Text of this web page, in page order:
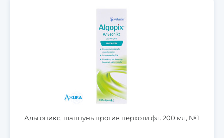
Альгопикс, шаппунь против перхоти фл. 200 мл, №1